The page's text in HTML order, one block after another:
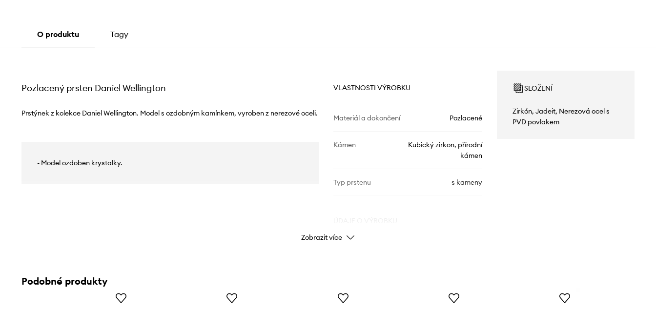
O produktu Tagy
Pozlacený prsten Daniel Wellington
Prstýnek z kolekce Daniel Wellington. Model s ozdobným kamínkem, vyroben z nerezové oceli.
- Model ozdoben krystalky.
VLASTNOSTI VÝROBKU
Materiál a dokončení Pozlacené
Kámen
Kubický zirkon, přírodní
kámen
Typ prstenu s kameny
Barva
SLOŽENÍ
Zirkón, Jadeit, Nerezová ocel s
PVD povlakem
Zobrazit více
Podobné produkty